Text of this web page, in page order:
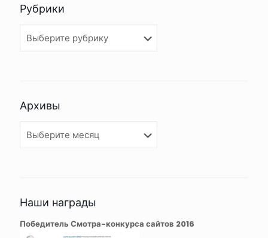
Рубрики
Архивы
Наши награды
Победитель Смотра-конкурса сайтов 2016